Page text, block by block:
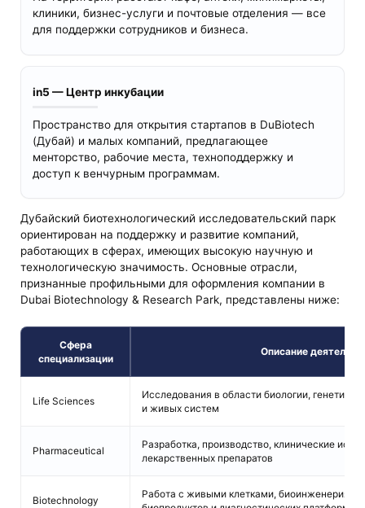
клиники, бизнес-услуги и почтовые отделения — все
для поддержки сотрудников и бизнеса.
in5 — Центр инкубации
Пространство для открытия стартапов в DuBiotech
(Дубай) и малых компаний, предлагающее
менторство, рабочие места, техноподдержку и
доступ к венчурным программам.
Дубайский биотехнологический исследовательский парк
ориентирован на поддержку и развитие компаний,
работающих в сферах, имеющих высокую научную и
технологическую значимость. Основные отрасли,
признанные профильными для оформления компании в
Dubai Biotechnology & Research Park, представлены ниже:
Сфера
специализации
Описание
Life Sciences
Исследования в области биологии, генетики,
и живых систем
Pharmaceutical
Разработка, производство, клинические
лекарственных препаратов
Biotechnology
Работа с живыми клетками, биоинженерия,